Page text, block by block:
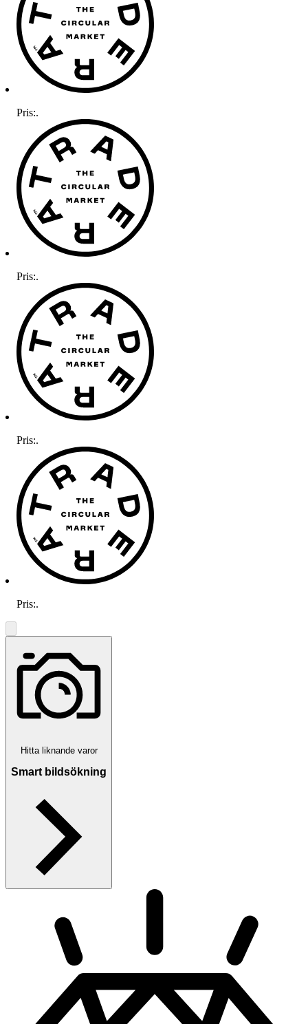
Pris:.
Pris:.
Pris:.
Pris:.
Hitta liknande varor
Smart bildsökning